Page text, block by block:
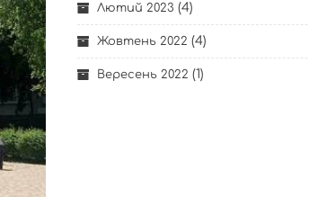
Лютий 2023 (4)
Жовтень 2022 (4)
Вересень 2022 (1)